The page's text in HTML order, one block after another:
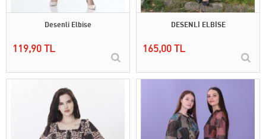
Desenli Elbise
119,90 TL
DESENLİ ELBİSE
165,00 TL